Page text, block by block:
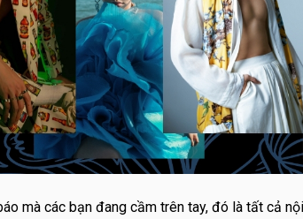
mà các bạn đang cầm trên tay, đó là tất cả